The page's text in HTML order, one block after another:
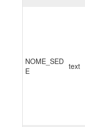
NOME_SED
E
text